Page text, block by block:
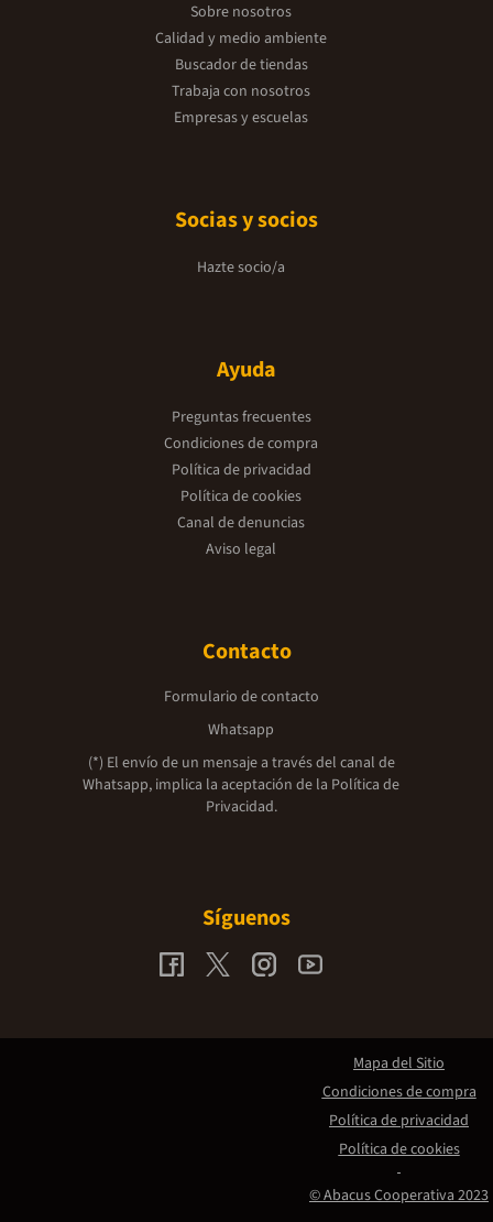
Sobre nosotros
Calidad y medio ambiente
Buscador de tiendas
Trabaja con nosotros
Empresas y escuelas
Socias y socios
Hazte socio/a
Ayuda
Preguntas frecuentes
Condiciones de compra
Política de privacidad
Política de cookies
Canal de denuncias
Aviso legal
Contacto
Formulario de contacto
Whatsapp
(*) El envío de un mensaje a través del canal de
Whatsapp, implica la aceptación de la Política de
Privacidad.
Síguenos
© Abacus Cooperativa 2023
Mapa del Sitio
Condiciones de compra
Política de privacidad
Política de cookies